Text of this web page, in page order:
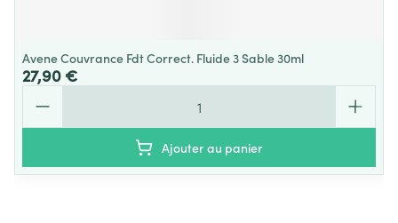
Avene Couvrance Fdt Correct. Fluide 3 Sable 30ml
27,90 €
Ajouter au panier